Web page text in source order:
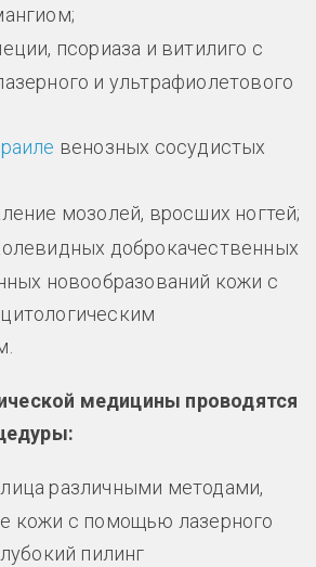
псориаза и витилиго с
и ультрафиолетового
венозных сосудистых
мозолей, вросших ногтей;
доброкачественных
новообразований кожи с
медицины проводятся
различными методами,
кожи с помощью лазерного
пилинг